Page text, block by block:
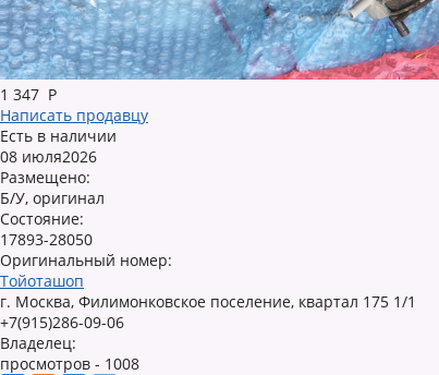
1 347 Р
Написать продавцу
Есть в наличии
08 июля2026
Размещено:
Б/У, оригинал
Состояние:
17893-28050
Оригинальный номер:
Тойоташоп
г. Москва, Филимонковское поселение, квартал 175 1/1
+7(915)286-09-06
Владелец:
просмотров - 1008